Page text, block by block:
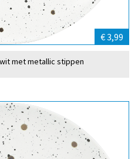
€ 3,99
met metallic stippen